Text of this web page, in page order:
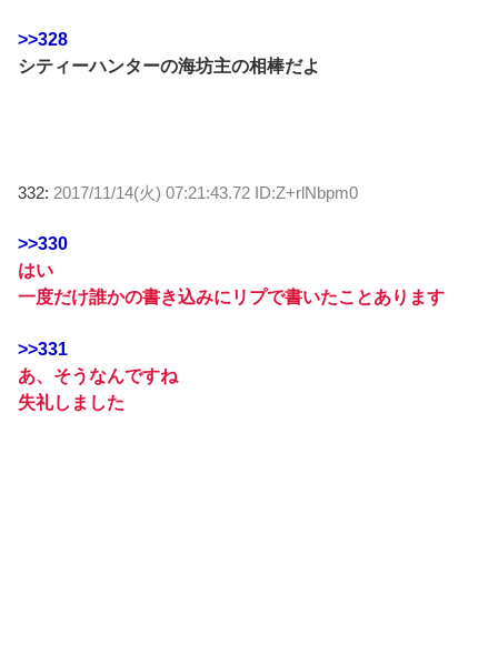
>>328
シティーハンターの海坊主の相棒だよ
332: 2017/11/14(火) 07:21:43.72 ID:Z+rlNbpm0
>>330
はい
一度だけ誰かの書き込みにリプで書いたことあります
>>331
あ、そうなんですね
失礼しました